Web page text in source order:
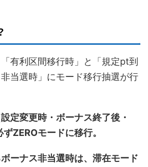
有利区間移行時」と「規定pt到
当選時」にモード移行抽選が行
定変更時・ボーナス終了後・
ZEROモードに移行。
ーナス非当選時は、滞在モード